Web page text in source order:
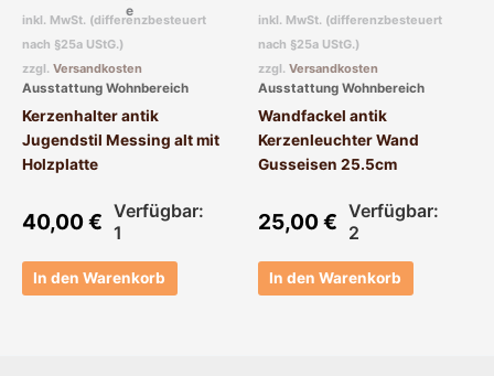
e
inkl. MwSt. (differenzbesteuert
nach §25a UStG.)
zzgl. Versandkosten
Ausstattung Wohnbereich
Kerzenhalter antik
Jugendstil Messing alt mit
Holzplatte
40,00€ Verfügbar:
1
In den Warenkorb
inkl. MwSt. (differenzbesteuert
nach §25a UStG.)
zzgl. Versandkosten
Ausstattung Wohnbereich
Wandfackel antik
Kerzenleuchter Wand
Gusseisen 25.5cm
25,00€ Verfügbar:
2
In den Warenkorb